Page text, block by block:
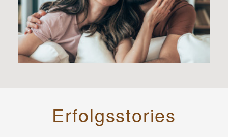
Erfolgsstories